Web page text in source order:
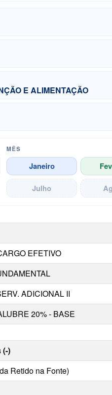
E ALIMENTAÇÃO
MÊS
Janeiro
Julho
do servidor na
EFETIVO
ADICIONAL II
20% - BASE
)
Retido na Fonte)